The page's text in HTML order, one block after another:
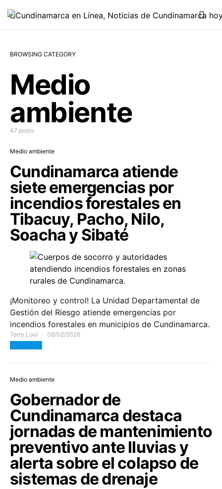
BROWSING CATEGORY
Medio
ambiente
47 posts
Medio ambiente
Cundinamarca atiende
siete emergencias por
incendios forestales en
Tibacuy, Pacho, Nilo,
Soacha y Sibaté
¡Monitoreo y control! La Unidad Departamental de
Gestión del Riesgo atiende emergencias por
incendios forestales en municipios de Cundinamarca.
Terry Loui 08/02/2026
Medio ambiente
Gobernador de
Cundinamarca destaca
jornadas de mantenimiento
preventivo ante lluvias y
alerta sobre el colapso de
sistemas de drenaje